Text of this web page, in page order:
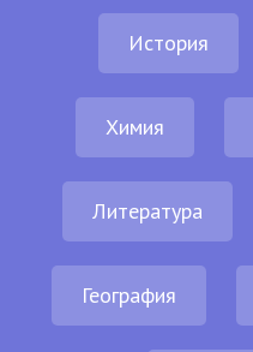
История
Химия
Литература
География